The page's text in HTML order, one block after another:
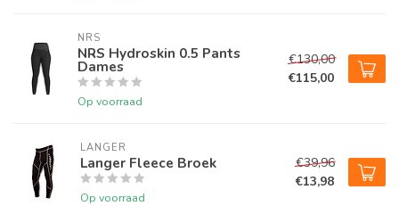
NRS
NRS Hydroskin 0.5 Pants
Dames
Op voorraad
€130,00
€115,00
LANGER
Langer Fleece Broek
Op voorraad
€39,96
€13,98